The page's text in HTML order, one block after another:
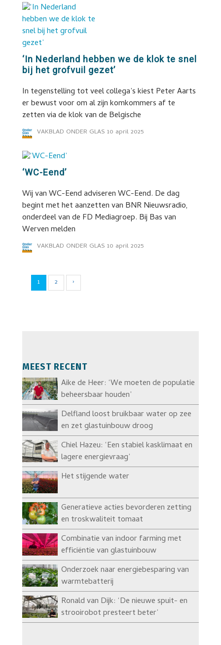
‘In Nederland hebben we de klok te snel
bij het grofvuil gezet’
In tegenstelling tot veel collega’s kiest Peter Aarts
er bewust voor om al zijn komkommers af te
zetten via de klok van de Belgische
VAKBLAD ONDER GLAS 10 april 2025
‘WC-Eend’
Wij van WC-Eend adviseren WC-Eend. De dag
begint met het aanzetten van BNR Nieuwsradio,
onderdeel van de FD Mediagroep. Bij Bas van
Werven melden
VAKBLAD ONDER GLAS 10 april 2025
1 2 ›
MEEST RECENT
Aike de Heer: ‘We moeten de populatie
beheersbaar houden’
Delfland loost bruikbaar water op zee
en zet glastuinbouw droog
Chiel Hazeu: ‘Een stabiel kasklimaat en
lagere energievraag’
Het stijgende water
Generatieve acties bevorderen zetting
en troskwaliteit tomaat
Combinatie van indoor farming met
efficiëntie van glastuinbouw
Onderzoek naar energiebesparing van
warmtebatterij
Ronald van Dijk: ‘De nieuwe spuit- en
strooirobot presteert beter’